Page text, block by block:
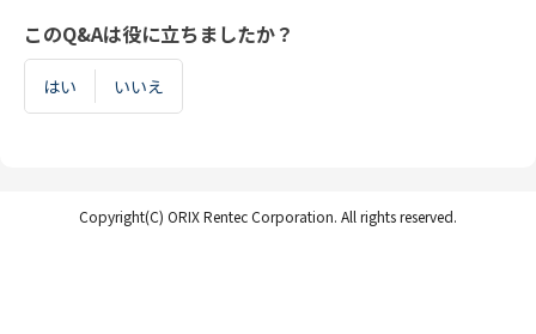
このQ&Aは役に立ちましたか？
はい いいえ
Copyright(C) ORIX Rentec Corporation. All rights reserved.